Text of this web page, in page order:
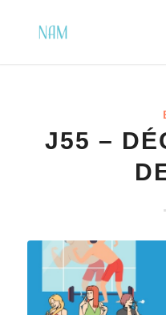
J55 –